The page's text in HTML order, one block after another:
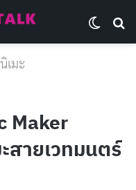
เมะ
Maker
สายเวทมนตร์